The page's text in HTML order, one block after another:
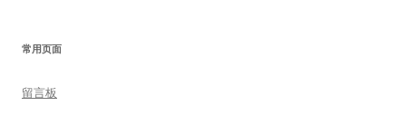
常用页面
留言板